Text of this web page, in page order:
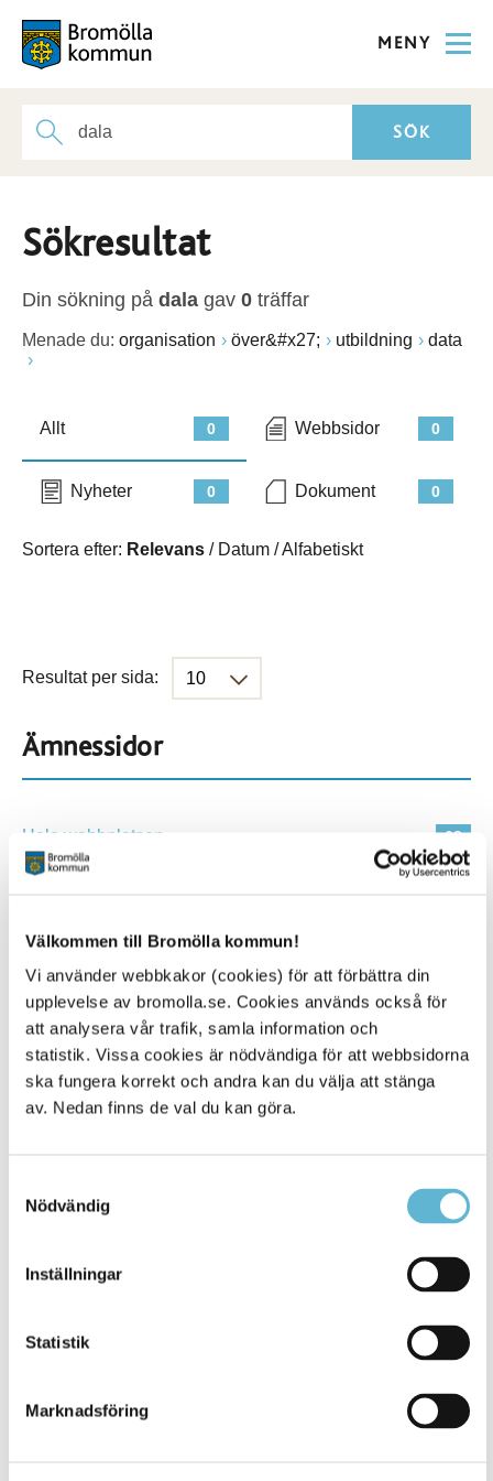
Välkommen till Bromölla kommun!
Vi använder webbkakor (cookies) för att förbättra din
upplevelse av bromolla.se. Cookies används också för
att analysera vår trafik, samla information och
statistik. Vissa cookies är nödvändiga för att webbsidorna
ska fungera korrekt och andra kan du välja att stänga
av. Nedan finns de val du kan göra.
Nödvändig
Inställningar
Statistik
Marknadsföring
MENY
Sökresultat
Din sökning på dala gav 0 träffar
Menade du: organisation över&#x27; utbildning data
0
Allt 0
Webbsidor
0
Nyheter 0
Dokument
Sortera efter: Relevans / Datum /Alfabetiskt
Resultat per sida:
Ämnessidor
68
Hela webbplatsen
68
Alla platser
KONTAKT
Besöksadress
Box 18, 295 21 Bromölla